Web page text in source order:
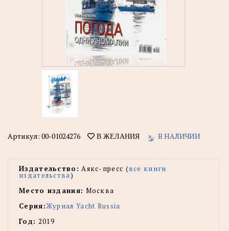
Артикул: 00-01024276 В ЖЕЛАНИЯ В НАЛИЧИИ
Издательство: Аякс-пресс (все книги
издательства)
Место издания: Москва
Серия:Журнал Yacht Russia
Год: 2019